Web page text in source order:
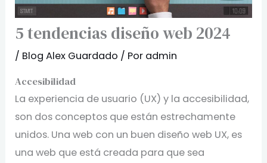
5 tendencias diseño web 2024
/ Blog Alex Guardado / Por admin
Accesibilidad
La experiencia de usuario (UX) y la accesibilidad,
son dos conceptos que están estrechamente
unidos. Una web con un buen diseño web UX, es
una web que está creada para que sea